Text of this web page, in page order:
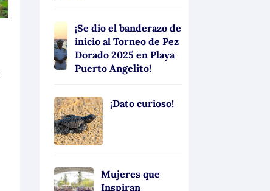
¡Se dio el banderazo de
inicio al Torneo de Pez
Dorado 2025 en Playa
Puerto Angelito!
¡Dato curioso!
Mujeres que
Inspiran